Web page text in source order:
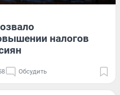
налогов
Обсудить